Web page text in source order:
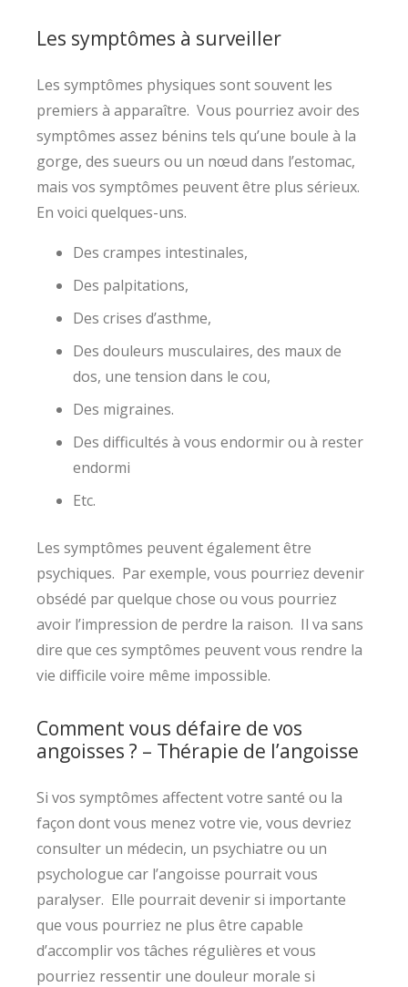
Les symptômes à surveiller
Les symptômes physiques sont souvent les
premiers à apparaître. Vous pourriez avoir des
symptômes assez bénins tels qu’une boule à la
gorge, des sueurs ou un nœud dans l’estomac,
mais vos symptômes peuvent être plus sérieux.
En voici quelques-uns.
Des crampes intestinales,
Des palpitations,
Des crises d’asthme,
Des douleurs musculaires, des maux de
dos, une tension dans le cou,
Des migraines.
Des difficultés à vous endormir ou à rester
endormi
Etc.
Les symptômes peuvent également être
psychiques. Par exemple, vous pourriez devenir
obsédé par quelque chose ou vous pourriez
avoir l’impression de perdre la raison. Il va sans
dire que ces symptômes peuvent vous rendre la
vie difficile voire même impossible.
Comment vous défaire de vos
angoisses ? – Thérapie de l’angoisse
Si vos symptômes affectent votre santé ou la
façon dont vous menez votre vie, vous devriez
consulter un médecin, un psychiatre ou un
psychologue car l’angoisse pourrait vous
paralyser. Elle pourrait devenir si importante
que vous pourriez ne plus être capable
d’accomplir vos tâches régulières et vous
pourriez ressentir une douleur morale si